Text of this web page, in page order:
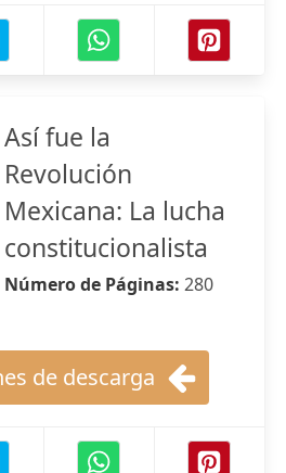
Así fue la
Revolución
Mexicana: La lucha
constitucionalista
Número de Páginas: 280
de descarga